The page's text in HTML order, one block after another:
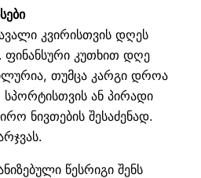
კვირისთვის დღეს
ფინანსური კუთხით დღე
თუმცა კარგი დროა
ან პირადი
ნივთების შესაძენად.
წესრიგი შენს